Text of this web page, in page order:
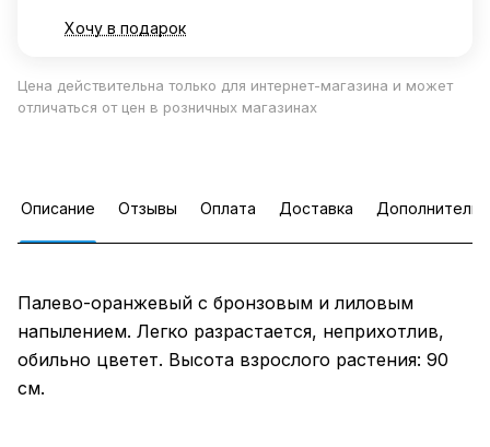
Хочу в подарок
Цена действительна только для интернет-магазина и может
отличаться от цен в розничных магазинах
Описание Отзывы Оплата Доставка
Палево-оранжевый с бронзовым и лиловым
напылением. Легко разрастается, неприхотлив,
обильно цветет. Высота взрослого растения: 90
см.